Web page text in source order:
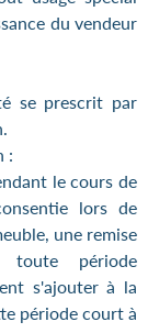
du vendeur
se prescrit par
:
le cours de
lors de
une remise
période
s'ajouter à la
période court à